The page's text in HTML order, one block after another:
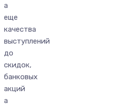
а
еще
качества
выступлений
до
скидок,
банковых
акций
а